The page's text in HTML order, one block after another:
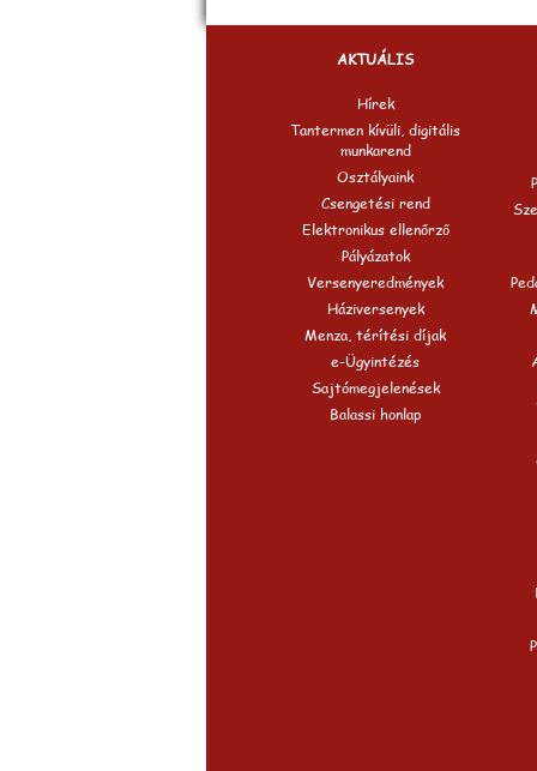
AKTUÁLIS
Hírek
Tantermen kívüli, digitális
munkarend
Osztályaink
Csengetési rend
Elektronikus ellenőrző
Pályázatok
Versenyeredmények
Háziversenyek
Menza, térítési díjak
e-Ügyintézés
Sajtómegjelenések
Balassi honlap